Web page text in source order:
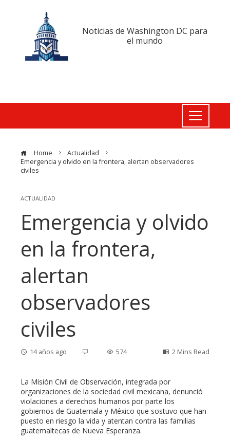
Noticias de Washington DC para
el mundo
Home
Actualidad
Emergencia y olvido en la frontera, alertan observadores
civiles
ACTUALIDAD
Emergencia y olvido
en la frontera,
alertan
observadores
civiles
14 años ago 574 2 Mins Read
La Misión Civil de Observación, integrada por
organizaciones de la sociedad civil mexicana, denunció
violaciones a derechos humanos por parte los
gobiernos de Guatemala y México que sostuvo que han
puesto en riesgo la vida y atentan contra las familias
guatemaltecas de Nueva Esperanza.